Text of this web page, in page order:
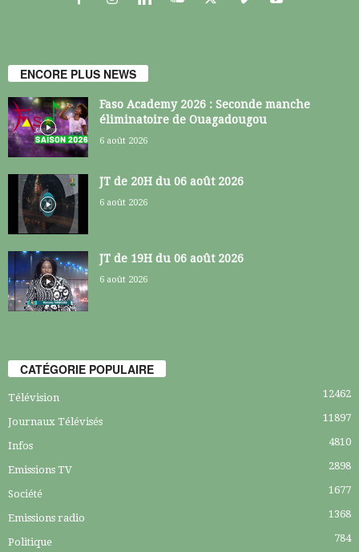
ENCORE PLUS NEWS
Faso Academy 2026 : Seconde manche
éliminatoire de Ouagadougou
6 août 2026
JT de 20H du 06 août 2026
6 août 2026
JT de 19H du 06 août 2026
6 août 2026
CATÉGORIE POPULAIRE
Télévision 12462
Journaux Télévisés 11897
Infos 4810
Emissions TV 2898
Société 1677
Emissions radio 1368
Politique 784